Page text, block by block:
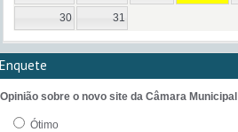
30 31
Enquete
Opinião sobre o novo site da Câmara Municipal
Ótimo